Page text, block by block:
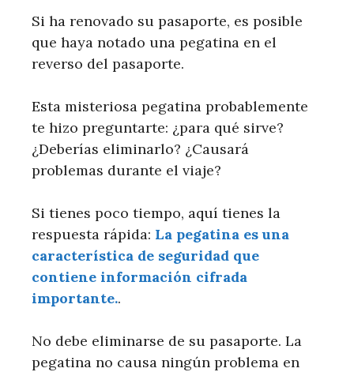
Si ha renovado su pasaporte, es posible
que haya notado una pegatina en el
reverso del pasaporte.
Esta misteriosa pegatina probablemente
te hizo preguntarte: ¿para qué sirve?
¿Deberías eliminarlo? ¿Causará
problemas durante el viaje?
Si tienes poco tiempo, aquí tienes la
respuesta rápida: La pegatina es una
característica de seguridad que
contiene información cifrada
importante..
No debe eliminarse de su pasaporte. La
pegatina no causa ningún problema en